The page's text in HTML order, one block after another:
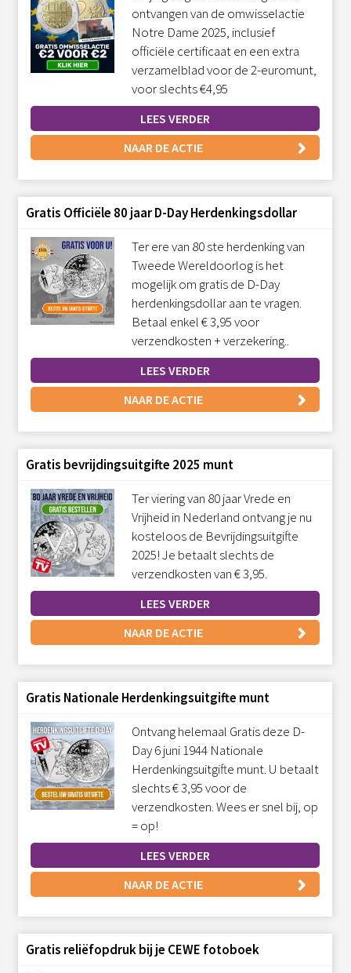
ontvangen van de omwisselactie
Notre Dame 2025, inclusief
officiële certificaat en een extra
verzamelblad voor de 2-euromunt,
voor slechts €4,95
LEES VERDER
NAAR DE ACTIE
Gratis Officiële 80 jaar D-Day Herdenkingsdollar
Ter ere van 80 ste herdenking van
Tweede Wereldoorlog is het
mogelijk om gratis de D-Day
herdenkingsdollar aan te vragen.
Betaal enkel € 3,95 voor
verzendkosten + verzekering..
LEES VERDER
NAAR DE ACTIE
Gratis bevrijdingsuitgifte 2025 munt
Ter viering van 80 jaar Vrede en
Vrijheid in Nederland ontvang je nu
kosteloos de Bevrijdingsuitgifte
2025! Je betaalt slechts de
verzendkosten van € 3,95.
LEES VERDER
NAAR DE ACTIE
Gratis Nationale Herdenkingsuitgifte munt
Ontvang helemaal Gratis deze D-
Day 6 juni 1944 Nationale
Herdenkingsuitgifte munt. U betaalt
slechts € 3,95 voor de
verzendkosten. Wees er snel bij, op
= op!
LEES VERDER
NAAR DE ACTIE
Gratis reliëfopdruk bij je CEWE fotoboek